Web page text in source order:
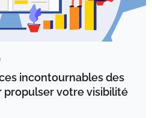
incontournables des
propulser votre visibilité